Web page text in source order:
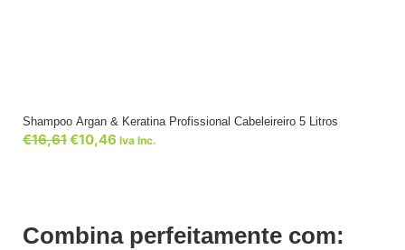
Shampoo Argan & Keratina Profissional Cabeleireiro 5 Litros
€16,61€10,46 Iva Inc.
Combina perfeitamente com: